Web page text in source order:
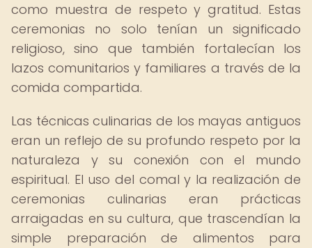
como muestra de respeto y gratitud. Estas
ceremonias no solo tenían un significado
religioso, sino que también fortalecían los
lazos comunitarios y familiares a través de la
comida compartida.
Las técnicas culinarias de los mayas antiguos
eran un reflejo de su profundo respeto por la
naturaleza y su conexión con el mundo
espiritual. El uso del comal y la realización de
ceremonias culinarias eran prácticas
arraigadas en su cultura, que trascendían la
simple preparación de alimentos para